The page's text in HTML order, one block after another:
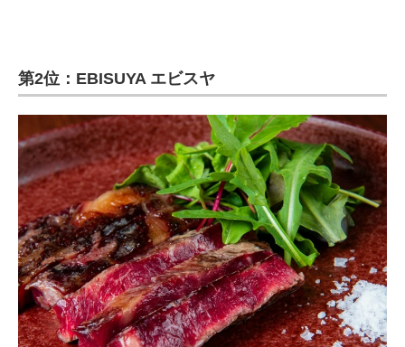
建設×テクノロジーの最前線
ちょっと気になるネットの話題
第2位：EBISUYA エビスヤ